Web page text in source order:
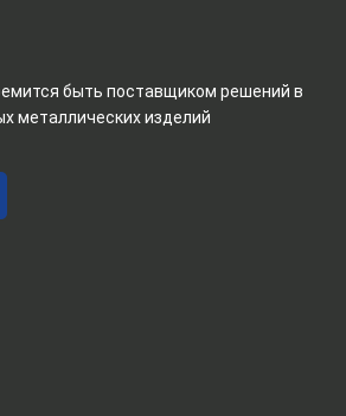
быть поставщиком решений в
металлических изделий